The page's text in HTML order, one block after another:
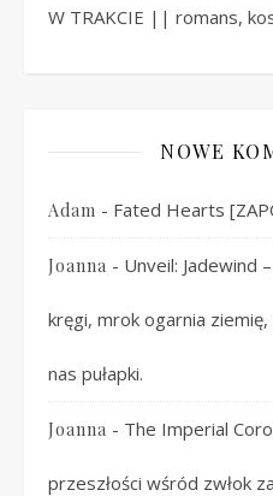
W TRAKCIE || romans,
NOWE
Adam - Fated Hearts
Joanna - Unveil: Jadewind
kręgi, mrok ogarnia
nas pułapki.
Joanna - The Imperial
przeszłości wśród zwłok